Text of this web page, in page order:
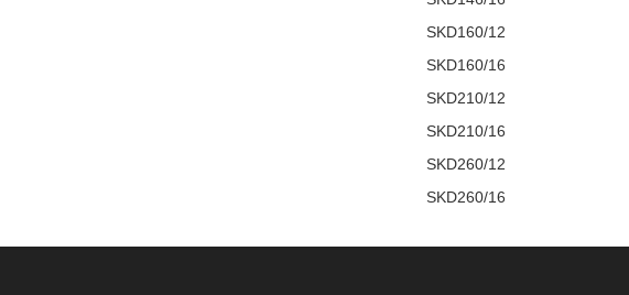
SKD160/12
SKD160/16
SKD210/12
SKD210/16
SKD260/12
SKD260/16